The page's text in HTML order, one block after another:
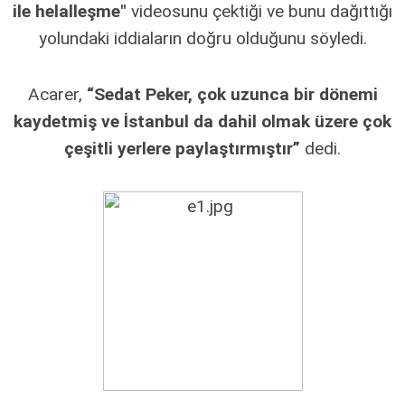
ile helalleşme" videosunu çektiği ve bunu dağıttığı
yolundaki iddiaların doğru olduğunu söyledi.
Acarer, “Sedat Peker, çok uzunca bir dönemi
kaydetmiş ve İstanbul da dahil olmak üzere çok
çeşitli yerlere paylaştırmıştır” dedi.